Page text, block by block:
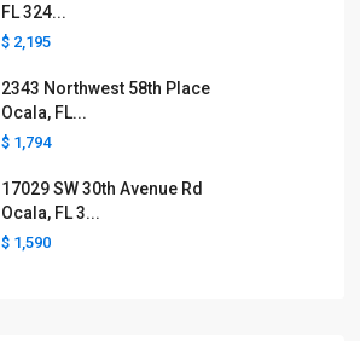
FL 324...
$ 2,195
2343 Northwest 58th Place
Ocala, FL...
$ 1,794
17029 SW 30th Avenue Rd
Ocala, FL 3...
$ 1,590